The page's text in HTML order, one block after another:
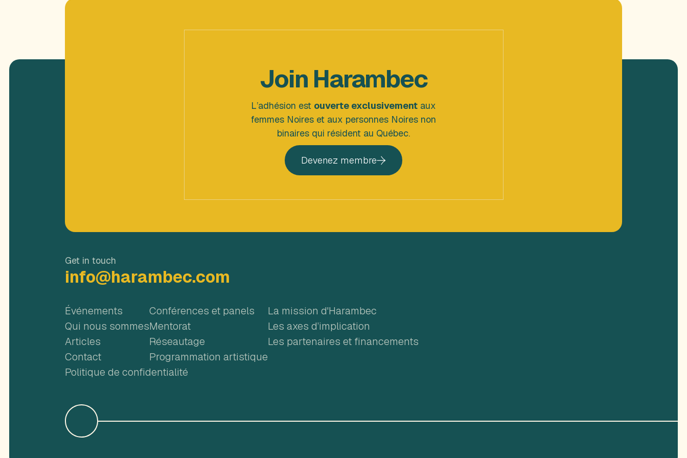
Join Harambec
L’adhésion est ouverte exclusivement aux
femmes Noires et aux personnes Noires non
binaires qui résident au Québec.
Devenez membre
Get in touch
info@harambec.com
Événements
Qui nous sommes
Articles
Contact
Conférences et panels
Mentorat
Réseautage
Programmation artistique
La mission d'Harambec
Les axes d’implication
Les partenaires et financements
Politique de confidentialité